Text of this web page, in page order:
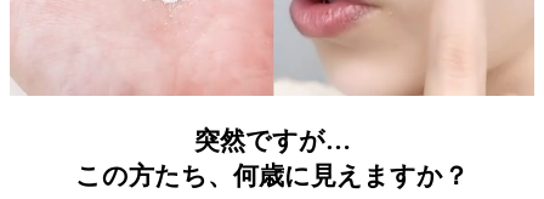
突然ですが…
この方たち、何歳に見えますか？